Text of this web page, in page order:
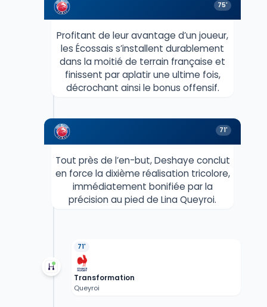
75'
Profitant de leur avantage d’un joueur,
les Écossais s’installent durablement
dans la moitié de terrain française et
finissent par aplatir une ultime fois,
décrochant ainsi le bonus offensif.
71'
Tout près de l’en-but, Deshaye conclut
en force la dixième réalisation tricolore,
immédiatement bonifiée par la
précision au pied de Lina Queyroi.
71'
Transformation
Queyroi